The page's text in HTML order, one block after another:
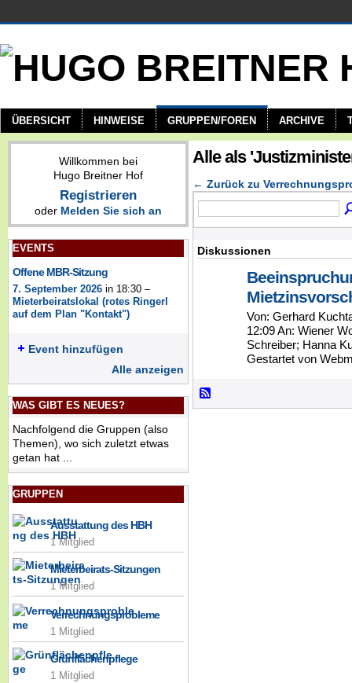
ÜBERSICHT HINWEISE GRUPPEN/FOREN ARCHIVE
Willkommen bei
Hugo Breitner Hof
Registrieren
oder Melden Sie sich an
EVENTS
Offene MBR-Sitzung
7. September 2026 in 18:30 –
Mieterbeiratslokal (rotes Ringerl
auf dem Plan "Kontakt")
Event hinzufügen
Alle anzeigen
WAS GIBT ES NEUES?
Nachfolgend die Gruppen (also
Themen), wo sich zuletzt etwas
getan hat ...
GRUPPEN
Ausstattung des HBH
1 Mitglied
Mieterbeirats-Sitzungen
1 Mitglied
Verrechnungsprobleme
1 Mitglied
Grünflächenpflege
1 Mitglied
Alle als
← Zurück zu
Diskussionen
Von: Gerhard
12:09 An: Wiener
Schreiber; Hanna
Gestartet von